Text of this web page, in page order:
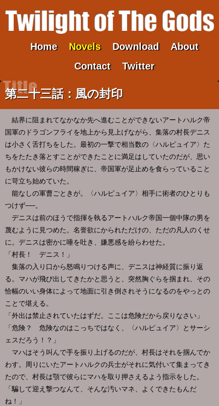
Home Novels Download
About
Contact
Twitter
第二十三話：風の封印
結界に阻まれてなかなか先へ進むことができないアートハルク帝
国軍のドラゴンフライを地上から見上げながら、集落の村長デニス
は小さく舌打ちをした。最初の一撃で相当数の〈ハルピュイア〉た
ちをたたき落とすことができたことに満足はしていたのだが、思い
もかけない彼らの時間稼ぎに、帝国軍が足止めを食らっていること
に苛立ち始めていた。
能なしの軍曹ごときが。〈ハルピュイア〉相手に術者のひとりも
つけず──。
デニスは前のほうで指揮を執るアートハルク帝国一個中隊の男を
蔑むように見つめた。名誉欲にかられただけの、ただの凡人のくせ
に。デニスは密かに唾を吐き、嫌悪感を紛らわせた。
「村長！ デニス！」
集落の入り口から怒鳴りつける声に、デニスは神経質に振り返
る。マハが飛び出してきたかと思うと、突然胸ぐらを掴まれ、その
恰幅のいい身体によって地面に引き倒されそうになるのをやっとの
ことで堪える。
「外出は禁止されていたはずだ。ここは危険だから戻りなさい」
「危険？ 危険なのはこっちではなく、〈ハルピュイア〉とサーシ
ェスだろう！？」
マハはそう叫んで手を振り上げるのだが、村長はそれを掴んでか
わす。周りにいたアートハルクの兵士がそれに気付いて集まってき
たので、村長は顎で彼らにマハを取り押さえるよう指示をした。
「騙して迎え撃つなんて、そんな汚いマネ、よくできたもんだ
ね！」